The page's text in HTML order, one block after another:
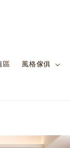
區 風格傢俱